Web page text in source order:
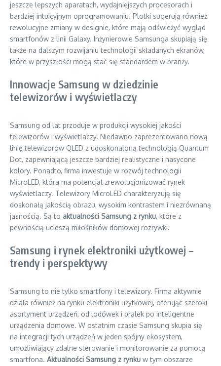
jeszcze lepszych aparatach, wydajniejszych procesorach i
bardziej intuicyjnym oprogramowaniu. Plotki sugerują również
rewolucyjne zmiany w designie, które mają odświeżyć wygląd
smartfonów z linii Galaxy. Inżynierowie Samsunga skupiają się
także na dalszym rozwijaniu technologii składanych ekranów,
które w przyszłości mogą stać się standardem w branży.
Innowacje Samsung w dziedzinie
telewizorów i wyświetlaczy
Samsung od lat przoduje w produkcji wysokiej jakości
telewizorów i wyświetlaczy. Niedawno zaprezentowano nową
linię telewizorów QLED z udoskonaloną technologią Quantum
Dot, zapewniającą jeszcze bardziej realistyczne i nasycone
kolory. Ponadto, firma inwestuje w rozwój technologii
MicroLED, która ma potencjał zrewolucjonizować rynek
wyświetlaczy. Telewizory MicroLED charakteryzują się
doskonałą jakością obrazu, wysokim kontrastem i niezrównaną
jasnością. Są to aktualności Samsung z rynku, które z
pewnością ucieszą miłośników domowej rozrywki.
Samsung i rynek elektroniki użytkowej –
trendy i perspektywy
Samsung to nie tylko smartfony i telewizory. Firma aktywnie
działa również na rynku elektroniki użytkowej, oferując szeroki
asortyment urządzeń, od lodówek i pralek po inteligentne
urządzenia domowe. W ostatnim czasie Samsung skupia się
na integracji tych urządzeń w jeden spójny ekosystem,
umożliwiający zdalne sterowanie i monitorowanie za pomocą
smartfona. Aktualności Samsung z rynku w tym obszarze